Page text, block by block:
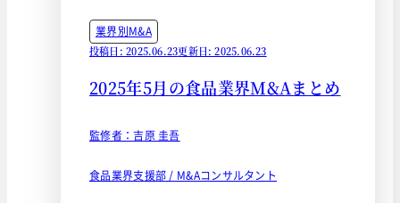
業界別M&A
投稿日: 2025.06.23更新日: 2025.06.23
2025年5月の食品業界M&Aまとめ
監修者：吉原 圭吾
食品業界支援部 / M&Aコンサルタント